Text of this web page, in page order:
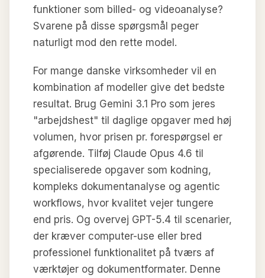
funktioner som billed- og videoanalyse?
Svarene på disse spørgsmål peger
naturligt mod den rette model.
For mange danske virksomheder vil en
kombination af modeller give det bedste
resultat. Brug Gemini 3.1 Pro som jeres
"arbejdshest" til daglige opgaver med høj
volumen, hvor prisen pr. forespørgsel er
afgørende. Tilføj Claude Opus 4.6 til
specialiserede opgaver som kodning,
kompleks dokumentanalyse og agentic
workflows, hvor kvalitet vejer tungere
end pris. Og overvej GPT-5.4 til scenarier,
der kræver computer-use eller bred
professionel funktionalitet på tværs af
værktøjer og dokumentformater. Denne